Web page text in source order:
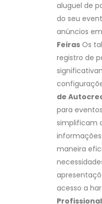
aluguel de
do seu
anúncios
Feiras Os
registro de
de
para
simplificam
maneira
acesso a
Profissional